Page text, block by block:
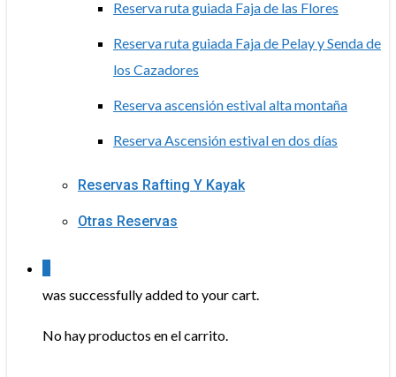
Reserva ruta guiada Faja de las Flores
Reserva ruta guiada Faja de Pelay y Senda de
los Cazadores
Reserva ascensión estival alta montaña
Reserva Ascensión estival en dos días
Reservas Rafting Y Kayak
Otras Reservas
was successfully added to your cart.
No hay productos en el carrito.